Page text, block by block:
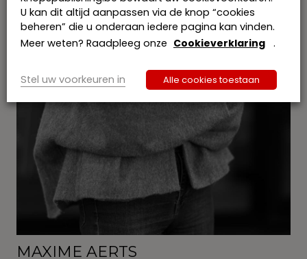
MAXIME AERTS
U kan dit altijd aanpassen via de knop “cookies
beheren” die u onderaan iedere pagina kan vinden.
Meer weten? Raadpleeg onze Cookieverklaring .
Stel uw voorkeuren in Alle cookies toestaan